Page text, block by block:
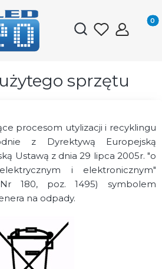
Otwórz
sprzętu
procesom utylizacji i recyklingu
z Dyrektywą Europejską
Ustawą z dnia 29 lipca 2005r. "o
i elektronicznym"
180, poz. 1495) symbolem
na odpady.